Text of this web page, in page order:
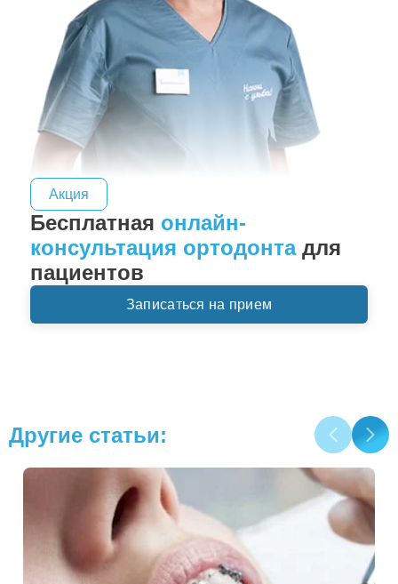
Акция
Бесплатная онлайн-
консультация ортодонтадля
пациентов
Записаться на прием
Другие статьи: